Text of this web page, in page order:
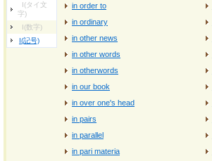
I(タイ文
字)
I(数字)
I(記号)
in order to
in ordinary
in other news
in other words
in otherwords
in our book
in over one's head
in pairs
in parallel
in pari materia